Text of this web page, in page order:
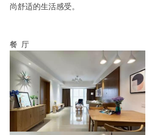
尚舒适的生活感受。
餐 厅